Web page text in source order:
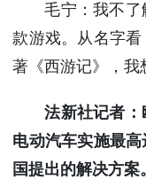
毛宁：我不
款游戏。从名字
著《西游记》，我
法新社记者：
电动汽车实施最
国提出的解决方案